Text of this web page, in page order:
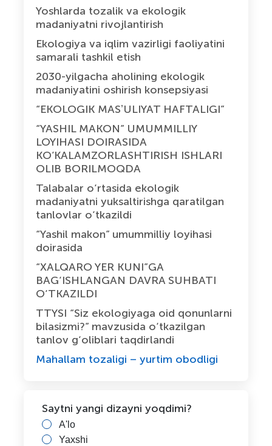
Yoshlarda tozalik va ekologik
madaniyatni rivojlantirish
Ekologiya va iqlim vazirligi faoliyatini
samarali tashkil etish
2030-yilgacha aholining ekologik
madaniyatini oshirish konsepsiyasi
“EKOLOGIK MASʼULIYAT HAFTALIGI”
“YASHIL MAKON” UMUMMILLIY
LOYIHASI DOIRASIDA
KO’KALAMZORLASHTIRISH ISHLARI
OLIB BORILMOQDA
Talabalar o‘rtasida ekologik
madaniyatni yuksaltirishga qaratilgan
tanlovlar o‘tkazildi
“Yashil makon” umummilliy loyihasi
doirasida
“XALQARO YER KUNI”GA
BAG‘ISHLANGAN DAVRA SUHBATI
O‘TKAZILDI
TTYSI “Siz ekologiyaga oid qonunlarni
bilasizmi?” mavzusida o‘tkazilgan
tanlov g‘oliblari taqdirlandi
Mahallam tozaligi – yurtim obodligi
Saytni yangi dizayni yoqdimi?
A'lo
Yaxshi